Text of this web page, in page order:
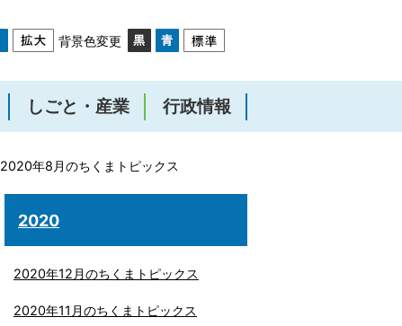
背景色変更
しごと・産業 行政情報
2020年8月のちくまトピックス
2020
2020年12月のちくまトピックス
2020年11月のちくまトピックス